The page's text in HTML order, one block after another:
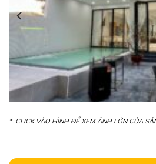
* CLICK VÀO HÌNH ĐỂ XEM ẢNH LỚN CỦA